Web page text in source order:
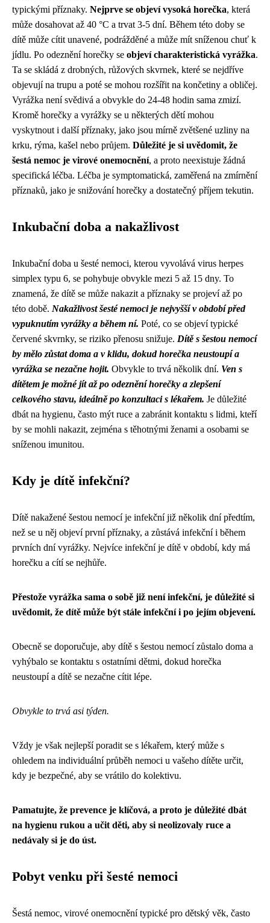
typickými příznaky. Nejprve se objeví vysoká horečka, která
může dosahovat až 40 °C a trvat 3-5 dní. Během této doby se
dítě může cítit unavené, podrážděné a může mít sníženou chuť k
jídlu. Po odeznění horečky se objeví charakteristická vyrážka.
Ta se skládá z drobných, růžových skvrnek, které se nejdříve
objevují na trupu a poté se mohou rozšířit na končetiny a obličej.
Vyrážka není svědivá a obvykle do 24-48 hodin sama zmizí.
Kromě horečky a vyrážky se u některých dětí mohou
vyskytnout i další příznaky, jako jsou mírně zvětšené uzliny na
krku, rýma, kašel nebo průjem. Důležité je si uvědomit, že
šestá nemoc je virové onemocnění, a proto neexistuje žádná
specifická léčba. Léčba je symptomatická, zaměřená na zmírnění
příznaků, jako je snižování horečky a dostatečný příjem tekutin.
Inkubační doba a nakažlivost
Inkubační doba u šesté nemoci, kterou vyvolává virus herpes
simplex typu 6, se pohybuje obvykle mezi 5 až 15 dny. To
znamená, že dítě se může nakazit a příznaky se projeví až po
této době. Nakažlivost šesté nemoci je nejvyšší v období před
vypuknutím vyrážky a během ní. Poté, co se objeví typické
červené skvrnky, se riziko přenosu snižuje. Dítě s šestou nemocí
by mělo zůstat doma a v klidu, dokud horečka neustoupí a
vyrážka se nezačne hojit. Obvykle to trvá několik dní. Ven s
dítětem je možné jít až po odeznění horečky a zlepšení
celkového stavu, ideálně po konzultaci s lékařem. Je důležité
dbát na hygienu, často mýt ruce a zabránit kontaktu s lidmi, kteří
by se mohli nakazit, zejména s těhotnými ženami a osobami se
sníženou imunitou.
Kdy je dítě infekční?
Dítě nakažené šestou nemocí je infekční již několik dní předtím,
než se u něj objeví první příznaky, a zůstává infekční i během
prvních dní vyrážky. Nejvíce infekční je dítě v období, kdy má
horečku a cítí se nejhůře.
Přestože vyrážka sama o sobě již není infekční, je důležité si
uvědomit, že dítě může být stále infekční i po jejím objevení.
Obecně se doporučuje, aby dítě s šestou nemocí zůstalo doma a
vyhýbalo se kontaktu s ostatními dětmi, dokud horečka
neustoupí a dítě se nezačne cítit lépe.
Obvykle to trvá asi týden.
Vždy je však nejlepší poradit se s lékařem, který může s
ohledem na individuální průběh nemoci u vašeho dítěte určit,
kdy je bezpečné, aby se vrátilo do kolektivu.
Pamatujte, že prevence je klíčová, a proto je důležité dbát
na hygienu rukou a učit děti, aby si neolizovaly ruce a
nedávaly si je do úst.
Pobyt venku při šesté nemoci
Šestá nemoc, virové onemocnění typické pro dětský věk, často